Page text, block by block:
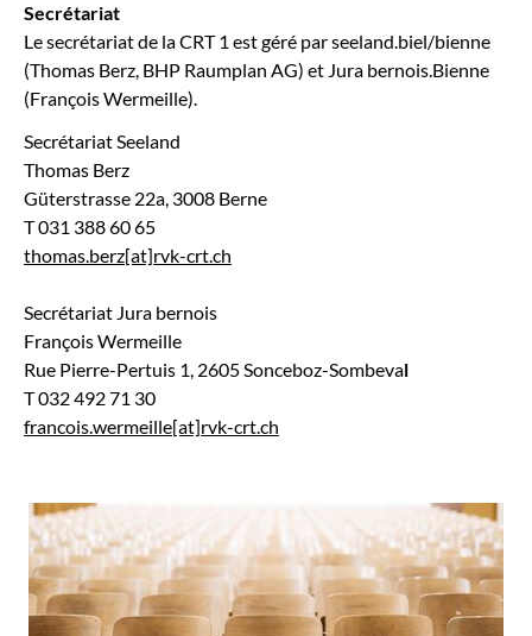
Secrétariat
Le secrétariat de la CRT 1 est géré par seeland.biel/bienne
(Thomas Berz, BHP Raumplan AG) et Jura bernois.Bienne
(François Wermeille).
Secrétariat Seeland
Thomas Berz
Güterstrasse 22a, 3008 Berne
T 031 388 60 65
thomas.berz[at]rvk-crt.ch
Secrétariat Jura bernois
François Wermeille
Rue Pierre-Pertuis 1, 2605 Sonceboz-Sombeval
T 032 492 71 30
francois.wermeille[at]rvk-crt.ch